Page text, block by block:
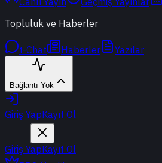
Topluluk ve Haberler
t-Chat Haberler Yazılar
Bağlantı Yok
Giriş YapKayıt Ol
Giriş YapKayıt Ol